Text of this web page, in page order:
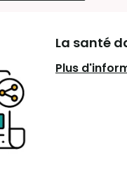
La santé
Plus